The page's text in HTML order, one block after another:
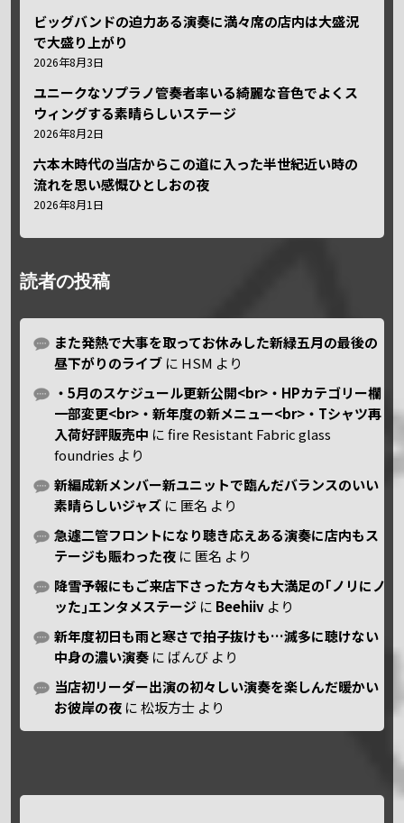
ビッグバンドの迫力ある演奏に満々席の店内は大盛況
で大盛り上がり
2026年8月3日
ユニークなソプラノ管奏者率いる綺麗な音色でよくス
ウィングする素晴らしいステージ
2026年8月2日
六本木時代の当店からこの道に入った半世紀近い時の
流れを思い感慨ひとしおの夜
2026年8月1日
読者の投稿
また発熱で大事を取ってお休みした新緑五月の最後の
昼下がりのライブ に HSM より
・5月のスケジュール更新公開<br>・HPカテゴリー欄
一部変更<br>・新年度の新メニュー<br>・Tシャツ再
入荷好評販売中 にfire Resistant Fabric glass
foundries より
新編成新メンバー新ユニットで臨んだバランスのいい
素晴らしいジャズ に 匿名 より
急遽二管フロントになり聴き応えある演奏に店内もス
テージも賑わった夜 に 匿名 より
降雪予報にもご来店下さった方々も大満足の｢ノリにノ
ッた｣エンタメステージ に Beehiiv より
新年度初日も雨と寒さで拍子抜けも…滅多に聴けない
中身の濃い演奏 に ばんび より
当店初リーダー出演の初々しい演奏を楽しんだ暖かい
お彼岸の夜 に松坂方士 より